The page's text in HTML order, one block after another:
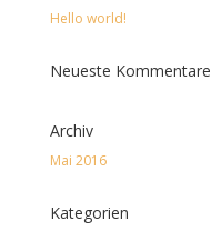
Hello world!
Neueste Kommentare
Archiv
Mai 2016
Kategorien